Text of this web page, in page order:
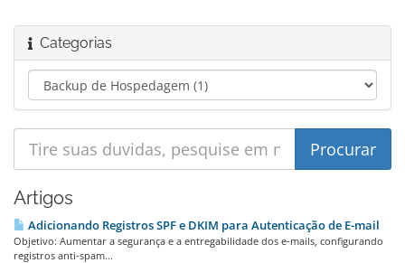
Categorias
Artigos
Adicionando Registros SPF e DKIM para Autenticação de E-mail
Objetivo: Aumentar a segurança e a entregabilidade dos e-mails, configurando
registros anti-spam...